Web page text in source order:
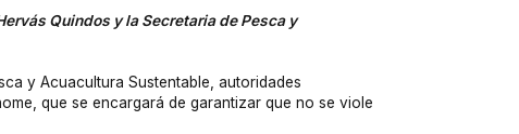
Quindos y la Secretaria de Pesca y
y Acuacultura Sustentable, autoridades
que se encargará de garantizar que no se viole